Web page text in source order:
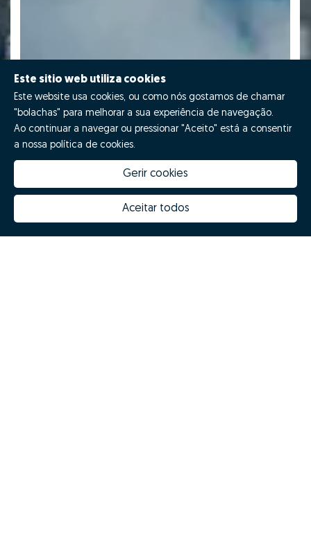
Este sitio web utiliza cookies
Este website usa cookies, ou como nós gostamos de chamar
"bolachas" para melhorar a sua experiência de navegação.
Ao continuar a navegar ou pressionar "Aceito" está a consentir
a nossa política de cookies.
Gerir cookies
Aceitar todos